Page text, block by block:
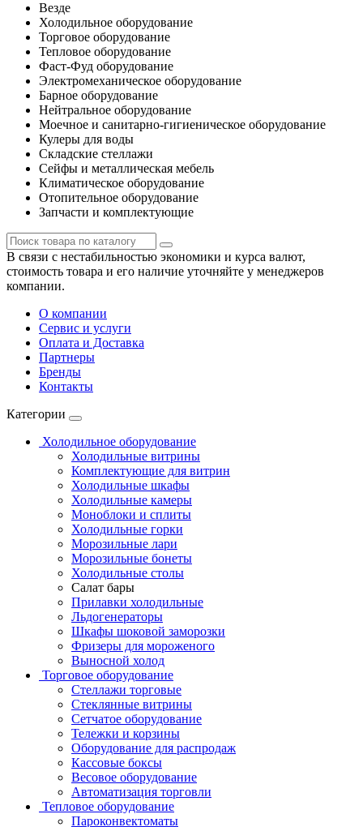
Везде
Холодильное оборудование
Торговое оборудование
Тепловое оборудование
Фаст-Фуд оборудование
Электромеханическое оборудование
Барное оборудование
Нейтральное оборудование
Моечное и санитарно-гигиеническое оборудование
Кулеры для воды
Складские стеллажи
Сейфы и металлическая мебель
Климатическое оборудование
Отопительное оборудование
Запчасти и комплектующие
В связи с нестабильностью экономики и курса валют,
стоимость товара и его наличие уточняйте у менеджеров
компании.
О компании
Сервис и услуги
Оплата и Доставка
Партнеры
Бренды
Контакты
Категории
Холодильное оборудование
Холодильные витрины
Комплектующие для витрин
Холодильные шкафы
Холодильные камеры
Моноблоки и сплиты
Холодильные горки
Морозильные лари
Морозильные бонеты
Холодильные столы
Салат бары
Прилавки холодильные
Льдогенераторы
Шкафы шоковой заморозки
Фризеры для мороженого
Выносной холод
Торговое оборудование
Стеллажи торговые
Стеклянные витрины
Сетчатое оборудование
Тележки и корзины
Оборудование для распродаж
Кассовые боксы
Весовое оборудование
Автоматизация торговли
Тепловое оборудование
Пароконвектоматы